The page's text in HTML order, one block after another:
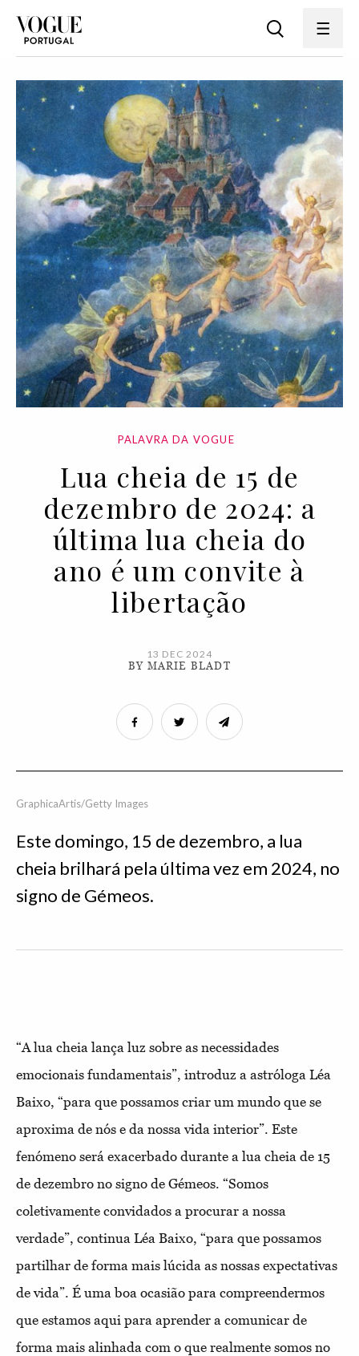
PALAVRA DA VOGUE
Lua cheia de 15 de
dezembro de 2024: a
última lua cheia do
ano é um convite à
libertação
13 DEC 2024
BY MARIE BLADT
GraphicaArtis/Getty Images
Este domingo, 15 de dezembro, a lua
cheia brilhará pela última vez em 2024, no
signo de Gémeos.
“A lua cheia lança luz sobre as necessidades
emocionais fundamentais”, introduz a astróloga Léa
Baixo, “para que possamos criar um mundo que se
aproxima de nós e da nossa vida interior”. Este
fenómeno será exacerbado durante a lua cheia de 15
de dezembro no signo de Gémeos. “Somos
coletivamente convidados a procurar a nossa
verdade”, continua Léa Baixo, “para que possamos
partilhar de forma mais lúcida as nossas expectativas
de vida”. É uma boa ocasião para compreendermos
que estamos aqui para aprender a comunicar de
forma mais alinhada com o que realmente somos no